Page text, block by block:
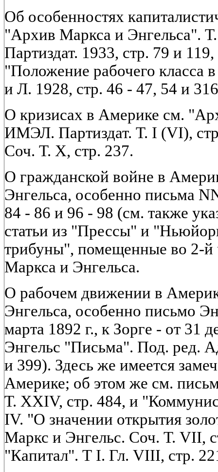
Об особенностях
"Архив Маркса и
Партиздат. 1933, стр. 79 и
"Положение рабочего
и Л. 1928, стр. 46 - 47, 54 и
О кризисах в Америке см.
ИМЭЛ. Партиздат. Т. I (VI),
Соч. Т. X, стр. 237.
О гражданской войне в
Энгельса, особенно письма
84 - 86 и 96 - 98 (см. также
статьи из "Прессы" и
трибуны", помещенные во 2-й
Маркса и Энгельса.
О рабочем движении в
Энгельса, особенно письмо
марта 1892 г., к Зорге - от 31
Энгельс "Письма". Под. ред.
и 399). Здесь же имеется
Америке; об этом же см.
Т. XXIV, стр. 484, и
IV. "О значении открытия
Маркс и Энгельс. Соч. Т. VII,
"Капитал". Т I. Гл. VIII, стр.